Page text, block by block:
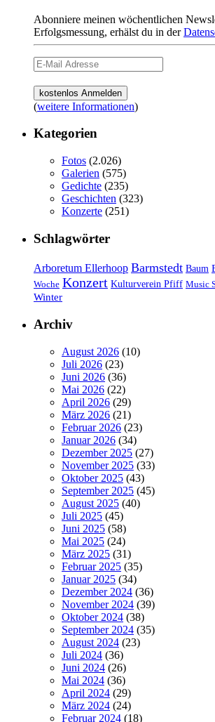
Abonniere meinen wöchentlichen
Erfolgsmessung, erhälst du in der
(weitere Informationen)
Kategorien
Fotos (2.026)
Galerien (575)
Gedichte (235)
Geschichten (323)
Konzerte (251)
Schlagwörter
Arboretum Ellerhoop Barmstedt Baum
Woche Konzert Kulturverein Pfiff Music
Winter
Archiv
August 2026 (10)
Juli 2026 (23)
Juni 2026 (36)
Mai 2026 (22)
April 2026 (29)
März 2026 (21)
Februar 2026 (23)
Januar 2026 (34)
Dezember 2025 (27)
November 2025 (33)
Oktober 2025 (43)
September 2025 (45)
August 2025 (40)
Juli 2025 (45)
Juni 2025 (58)
Mai 2025 (24)
März 2025 (31)
Februar 2025 (35)
Januar 2025 (34)
Dezember 2024 (36)
November 2024 (39)
Oktober 2024 (38)
September 2024 (35)
August 2024 (23)
Juli 2024 (36)
Juni 2024 (26)
Mai 2024 (36)
April 2024 (29)
März 2024 (24)
Februar 2024 (18)